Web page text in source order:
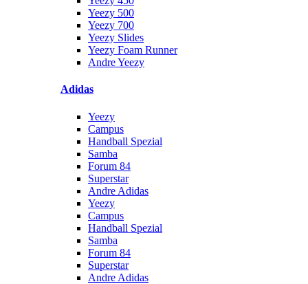
Yeezy 500
Yeezy 700
Yeezy Slides
Yeezy Foam Runner
Andre Yeezy
Adidas
Yeezy
Campus
Handball Spezial
Samba
Forum 84
Superstar
Andre Adidas
Yeezy
Campus
Handball Spezial
Samba
Forum 84
Superstar
Andre Adidas